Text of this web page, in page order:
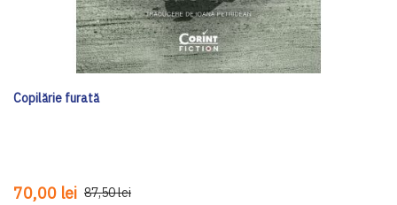
Copilărie furată
70,00 lei 87,50 lei